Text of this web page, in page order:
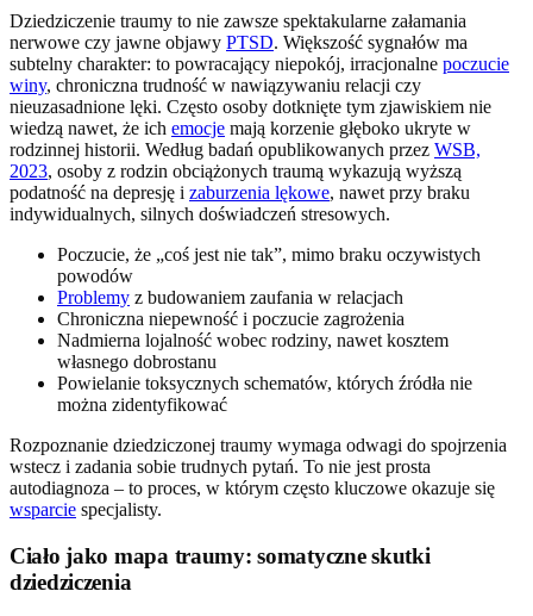
Dziedziczenie traumy to nie zawsze spektakularne załamania
nerwowe czy jawne objawy PTSD. Większość sygnałów ma
subtelny charakter: to powracający niepokój, irracjonalne poczucie
winy, chroniczna trudność w nawiązywaniu relacji czy
nieuzasadnione lęki. Często osoby dotknięte tym zjawiskiem nie
wiedzą nawet, że ich emocje mają korzenie głęboko ukryte w
rodzinnej historii. Według badań opublikowanych przez WSB,
2023, osoby z rodzin obciążonych traumą wykazują wyższą
podatność na depresję i zaburzenia lękowe, nawet przy braku
indywidualnych, silnych doświadczeń stresowych.
Poczucie, że „coś jest nie tak”, mimo braku oczywistych
powodów
Problemy z budowaniem zaufania w relacjach
Chroniczna niepewność i poczucie zagrożenia
Nadmierna lojalność wobec rodziny, nawet kosztem
własnego dobrostanu
Powielanie toksycznych schematów, których źródła nie
można zidentyfikować
Rozpoznanie dziedziczonej traumy wymaga odwagi do spojrzenia
wstecz i zadania sobie trudnych pytań. To nie jest prosta
autodiagnoza – to proces, w którym często kluczowe okazuje się
wsparcie specjalisty.
Ciało jako mapa traumy: somatyczne skutki
dziedziczenia